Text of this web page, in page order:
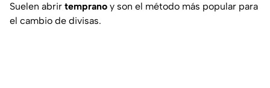
Suelen abrir temprano y son el método más popular para
el cambio de divisas.